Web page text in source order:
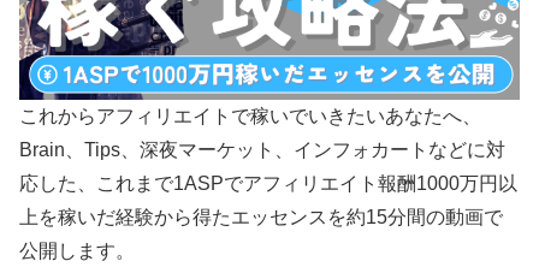
これからアフィリエイトで稼いでいきたいあなたへ、
Brain、Tips、深夜マーケット、インフォカートなどに対
応した、これまで1ASPでアフィリエイト報酬1000万円以
上を稼いだ経験から得たエッセンスを約15分間の動画で
公開します。